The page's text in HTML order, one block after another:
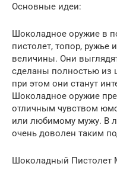
Основные идеи:
Шоколадное оружие в
пистолет, топор, ружье
величины. Они
сделаны полностью из
при этом они станут
Шоколадное оружие
отличным чувством
или любимому мужу. В
очень доволен таким
Шоколадный Пистолет